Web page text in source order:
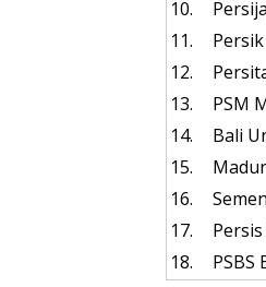
10.
11.
12.
13.
PSM
14.
Bali
15.
16.
17.
18.
PSBS